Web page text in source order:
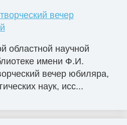
вечер
областной научной
имени Ф.И.
вечер юбиляра,
наук, исс...